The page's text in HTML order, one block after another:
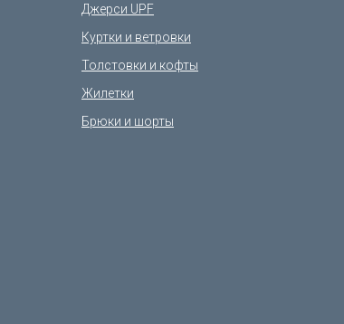
Джерси UPF
Куртки и ветровки
Толстовки и кофты
Жилетки
Брюки и шорты